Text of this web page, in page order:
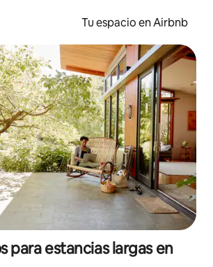
Tu espacio en Airbnb
para estancias largas en